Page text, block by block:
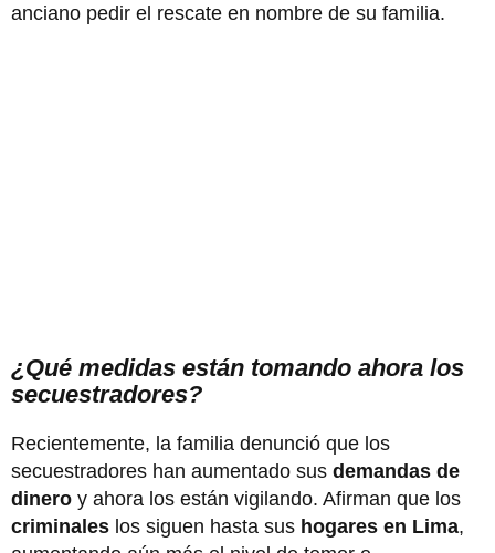
anciano pedir el rescate en nombre de su familia.
¿Qué medidas están tomando ahora los
secuestradores?
Recientemente, la familia denunció que los
secuestradores han aumentado sus demandas de
dinero y ahora los están vigilando. Afirman que los
criminales los siguen hasta sus hogares en Lima,